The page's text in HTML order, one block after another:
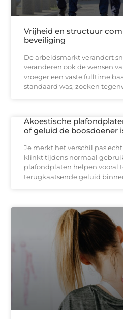
Vrijheid en structuur
beveiliging
De arbeidsmarkt verandert
veranderen ook de wensen
vroeger een vaste fulltime
standaard was, zoeken
Akoestische
of geluid de boosdoener
Je merkt het verschil pas
klinkt tijdens normaal
plafondplaten helpen vooral
terugkaatsende geluid